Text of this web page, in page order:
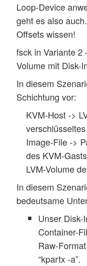
Loop-Device
geht es also
Offsets wissen!
fsck in Variante 2
Volume mit Disk-
In diesem
Schichtung vor:
KVM-Host ->
Image-File ->
des KVM-
LVM-Volume
In diesem
bedeutsame
Unser
Container-
Raw-
“kpartx -a”.